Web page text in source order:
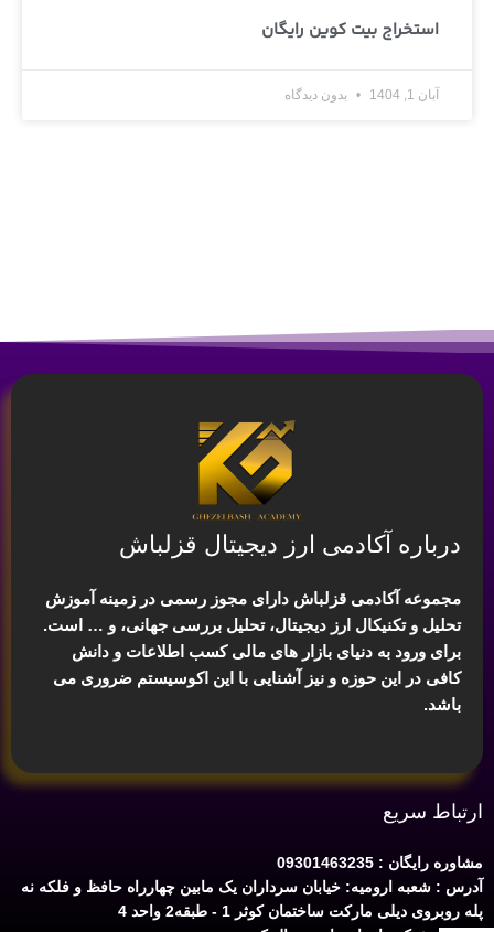
استخراج بیت کوین رایگان
آبان 1, 1404 بدون دیدگاه
درباره آکادمی ارز دیجیتال قزلباش
مجموعه آکادمی قزلباش دارای مجوز رسمی در زمینه آموزش
تحلیل و تکنیکال ارز دیجیتال، تحلیل بررسی جهانی، و … است.
برای ورود به دنیای بازار های مالی کسب اطلاعات و دانش
کافی در این حوزه و نیز آشنایی با این اکوسیستم ضروری می
باشد.
ارتباط سریع
مشاوره رایگان : 09301463235
آدرس : شعبه ارومیه: خیابان سرداران یک مابین چهارراه حافظ و فلکه نه
پله روبروی دیلی مارکت ساختمان کوثر 1 - طبقه2 واحد 4